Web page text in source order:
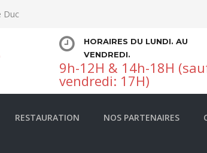
Duc
HORAIRES DU LUNDI. AU
VENDREDI.
9h-12H & 14h-18H
vendredi: 17H)
RESTAURATION NOS PARTENAIRES